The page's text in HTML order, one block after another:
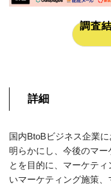
調査
詳細
国内BtoBビジネス企業
明らかにし、今後のマ
とを目的に、マーケテ
いマーケティング施策、